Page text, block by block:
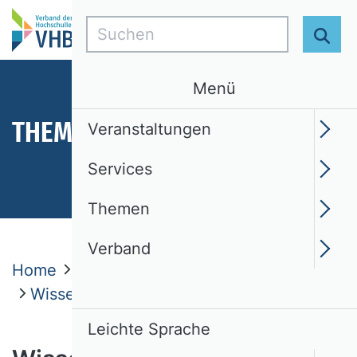
THEMEN
Home
Wissenschaftliche Promotionsverfahren
Suchen
Menü
Veranstaltungen
Services
Themen
Verband
Leichte Sprache